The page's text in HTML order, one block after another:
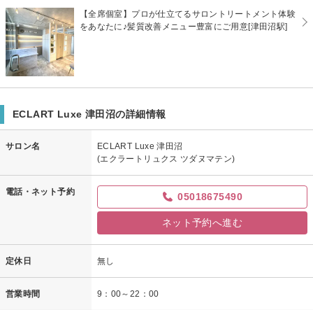
【全席個室】プロが仕立てるサロントリートメント体験
をあなたに♪髪質改善メニュー豊富にご用意[津田沼駅]
ECLART Luxe 津田沼の詳細情報
サロン名
ECLART Luxe 津田沼
(エクラートリュクス ツダヌマテン)
電話・ネット予約 05018675490
ネット予約へ進む
定休日 無し
営業時間 9：00～22：00